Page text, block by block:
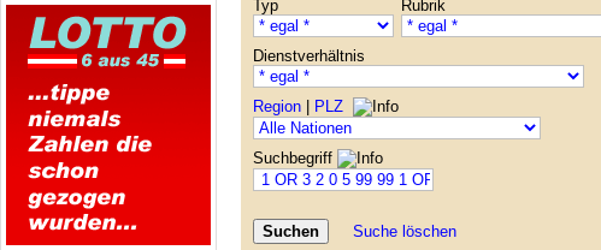
Typ
Rubrik
Dienstverhältnis
Region PLZ
Suchbegriff
Suche löschen